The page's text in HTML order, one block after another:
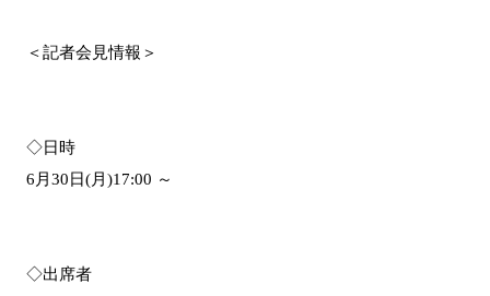
＜記者会見情報＞
◇日時
6月30日(月)17:00 ～
◇出席者